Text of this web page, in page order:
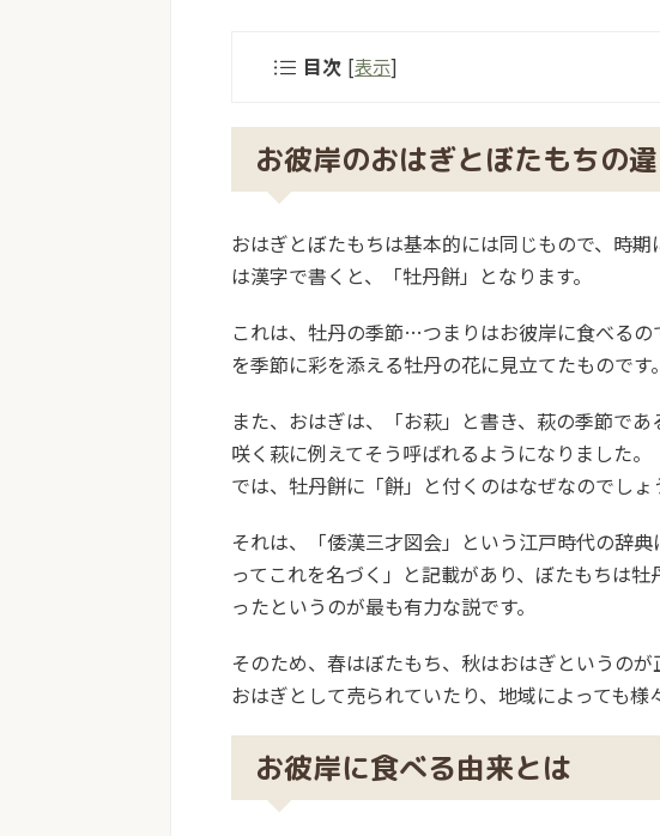
目次 [表示]
お彼岸のおはぎとぼたもちの
おはぎとぼたもちは基本的には同じもので、時
は漢字で書くと、「牡丹餅」となります。
これは、牡丹の季節…つまりはお彼岸に食べる
を季節に彩を添える牡丹の花に見立てたものです。
また、おはぎは、「お萩」と書き、萩の季節で
咲く萩に例えてそう呼ばれるようになりました。
では、牡丹餅に「餅」と付くのはなぜなのでしょ
それは、「倭漢三才図会」という江戸時代の辞
ってこれを名づく」と記載があり、ぼたもちは
ったというのが最も有力な説です。
そのため、 春はぼたもち、秋はおはぎというのが
おはぎとして売られていたり、地域によっても様
お彼岸に食べる由来とは